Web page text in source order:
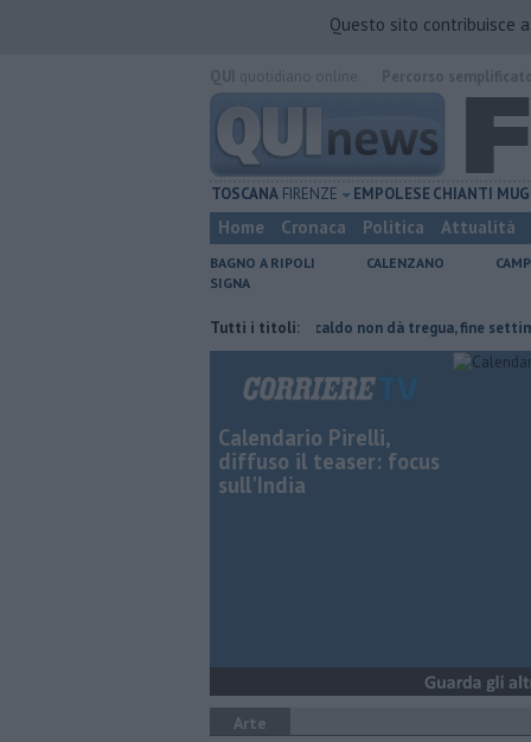
Questo sito contribuisce
TOSCANA FIRENZE EMPOLESECHIANTI
Home Cronaca Politica Attualità
BAGNO A RIPOLI CALENZANO
SIGNA
Tutti i titoli:
Il grande caldo non dà tregua, fine settimana
Calendario Pirelli,
diffuso il teaser: focus
sull'India
Arte